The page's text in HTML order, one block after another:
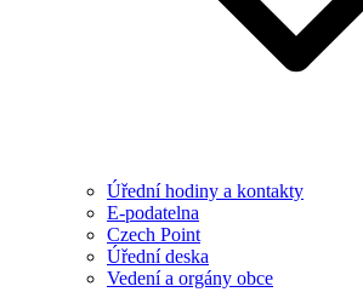
Úřední hodiny a kontakty
E-podatelna
Czech Point
Úřední deska
Vedení a orgány obce